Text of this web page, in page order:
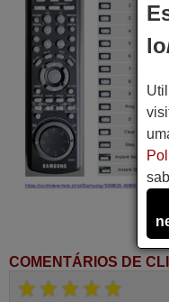
COMENTÁRIOS DE